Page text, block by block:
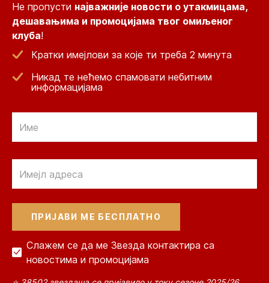
Не пропусти најважније новости о утакмицама,
дешавањима и промоцијама твог омиљеног
клуба!
Кратки имејлови за које ти треба 2 минута
Никад те нећемо спамовати небитним
информацијама
Слажем се да ме Звезда контактира са
новостима и промоцијама